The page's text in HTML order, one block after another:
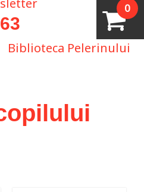
0
Biblioteca Pelerinului